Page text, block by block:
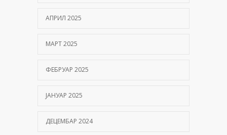
АПРИЛ 2025
МАРТ 2025
ФЕБРУАР 2025
ЈАНУАР 2025
ДЕЦЕМБАР 2024